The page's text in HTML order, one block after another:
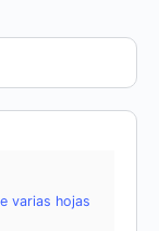
varias hojas